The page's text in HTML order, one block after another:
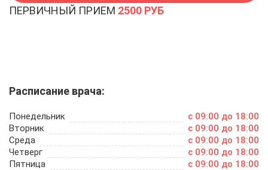
ПЕРВИЧНЫЙ ПРИЕМ 2500 РУБ
Расписание врача:
Понедельник
c 09:00 до 18:00
Вторник
c 09:00 до 18:00
Среда
c 09:00 до 18:00
Четверг
c 09:00 до 18:00
Пятница
c 09:00 до 18:00